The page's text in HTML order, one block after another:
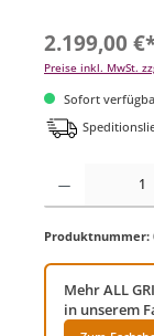
2.199,00
Preise inkl. MwSt.
Sofort
Produkt Anzahl:
Produktnummer:
Mehr ALL
in unserem